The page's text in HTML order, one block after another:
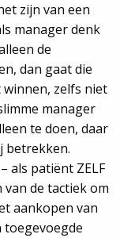
zijn van een
manager denk
de
dan gaat die
zelfs niet
manager
te doen, daar
betrekken.
als patiënt ZELF
de tactiek om
aankopen van
toegevoegde